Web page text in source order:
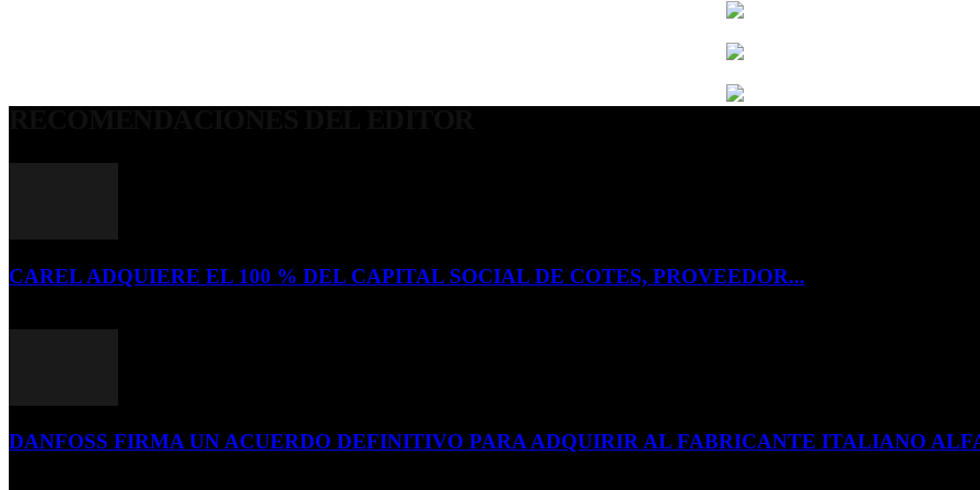
CAREL ADQUIERE EL 100 % DEL CAPITAL SOCIAL DE COTES, PROVEEDOR...
DANFOSS FIRMA UN ACUERDO DEFINITIVO PARA ADQUIRIR AL FABRICANTE ITALIANO